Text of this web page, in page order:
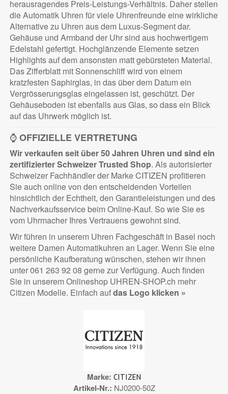
herausragendes Preis-Leistungs-Verhältnis. Daher stellen
die Automatik Uhren für viele Uhrenfreunde eine wirkliche
Alternative zu Uhren aus dem Luxus-Segment dar.
Gehäuse und Armband der Uhr sind aus hochwertigem
Edelstahl gefertigt. Hochglänzende Elemente setzen
Highlights auf dem ansonsten matt gebürsteten Material.
Das Zifferblatt mit Sonnenschliff wird von einem
kratzfesten Saphirglas, in das über dem Datum ein
Vergrösserungsglas eingelassen ist, geschützt. Der
Gehäuseboden ist ebenfalls aus Glas, so dass ein Blick
auf das Uhrwerk möglich ist.
⌚OFFIZIELLE VERTRETUNG
Wir verkaufen seit über 50 Jahren Uhren und sind ein
zertifizierterSchweizer Trusted Shop. Als autorisierter
Schweizer Fachhändler der Marke CITIZEN profitieren
Sie auch online von den entscheidenden Vorteilen
hinsichtlich der Echtheit, den Garantieleistungen und des
Nachverkaufsservice beim Online-Kauf. So wie Sie es
vom Uhrmacher Ihres Vertrauens gewohnt sind.
Wir führen in unserem Uhren Fachgeschäft in Basel noch
weitere Damen Automatikuhren an Lager. Wenn Sie eine
persönliche Kaufberatung wünschen, stehen wir ihnen
unter 061 263 92 08 gerne zur Verfügung. Auch finden
Sie in unserem Onlineshop UHREN-SHOP.ch mehr
Citizen Modelle. Einfach aufdas Logo klicken »
Marke CITIZEN
Artikel-Nr. NJ0200-50Z